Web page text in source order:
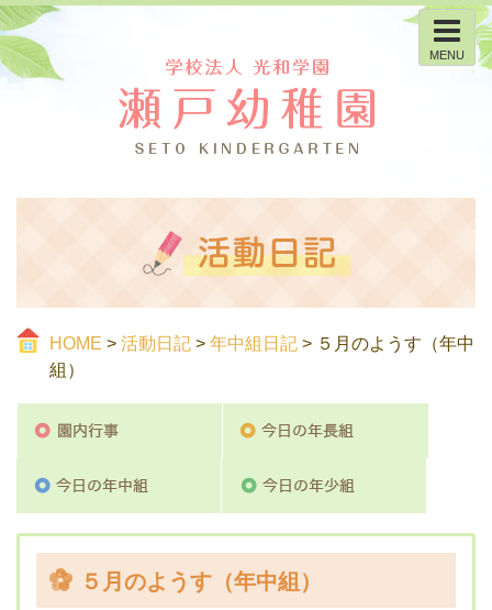
MENU
HOME > 活動日記 > 年中組日記 > ５月のようす（年中
組）
５月のようす（年中組）